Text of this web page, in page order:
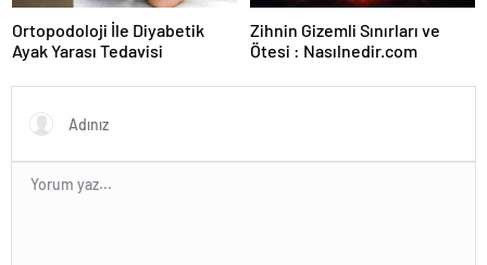
Ortopodoloji İle Diyabetik
Ayak Yarası Tedavisi
Zihnin Gizemli Sınırları ve
Ötesi : Nasılnedir.com